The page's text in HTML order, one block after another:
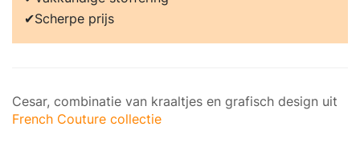
Scherpe prijs
Cesar, combinatie van kraaltjes en grafisch design uit
French Couture collectie